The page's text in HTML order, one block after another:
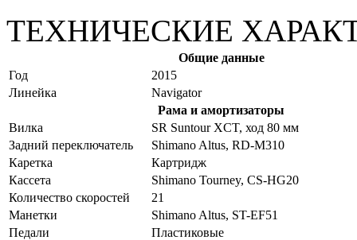
ТЕХНИЧЕСКИЕ
Общие данные
Год
2015
Линейка
Navigator
Рама и амортизаторы
Вилка
SR Suntour XCT, ход 80 мм
Задний переключатель
Shimano Altus, RD-M310
Каретка
Картридж
Кассета
Shimano Tourney, CS-HG20
Количество скоростей
21
Манетки
Shimano Altus, ST-EF51
Педали
Пластиковые